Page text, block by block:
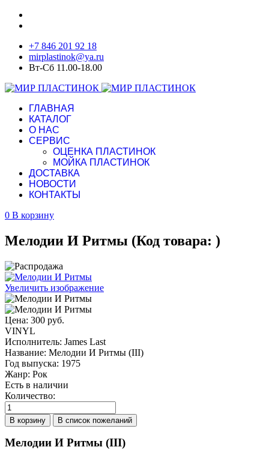
+7 846 201 92 18
mirplastinok@ya.ru
Вт-Сб 11.00-18.00
ГЛАВНАЯ
КАТАЛОГ
О НАС
СЕРВИС
ОЦЕНКА ПЛАСТИНОК
МОЙКА ПЛАСТИНОК
ДОСТАВКА
НОВОСТИ
КОНТАКТЫ
0 В корзину
Мелодии И Ритмы (Код товара: )
Увеличить изображение
Цена: 300 руб.
VINYL
Исполнитель: James Last
Название: Мелодии И Ритмы (III)
Год выпуска: 1975
Жанр: Рок
Есть в наличии
Количество:
Мелодии И Ритмы (III)